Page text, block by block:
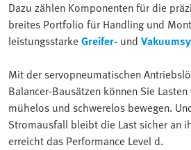
Dazu zählen Komponenten für die
breites Portfolio für Handling und
leistungsstarkeGreifer- und
Mit der servopneumatischen
Balancer-Bausätzen können Sie
mühelos und schwerelos bewegen.
Stromausfall bleibt die Last sicher an
erreicht das Performance Level d.